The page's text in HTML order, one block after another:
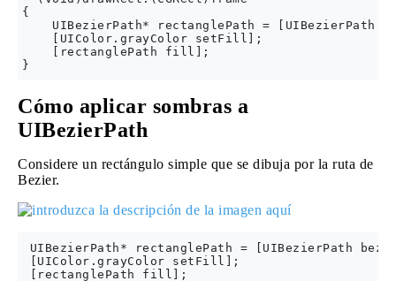
{
UIBezierPath* rectanglePath = [UIBezierPath
    [UIColor.grayColor setFill];
    [rectanglePath fill];
Cómo aplicar sombras a
UIBezierPath
Considere un rectángulo simple que se dibuja por la ruta de
Bezier.
UIBezierPath* rectanglePath = [UIBezierPath
[UIColor.grayColor setFill];